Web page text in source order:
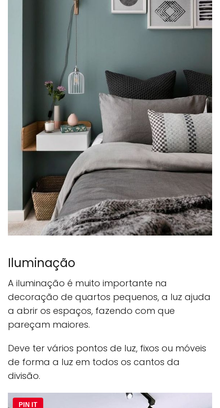
Iluminação
A iluminação é muito importante na
decoração de quartos pequenos, a luz ajuda
a abrir os espaços, fazendo com que
pareçam maiores.
Deve ter vários pontos de luz, fixos ou móveis
de forma a luz em todos os cantos da
divisão.
PIN IT